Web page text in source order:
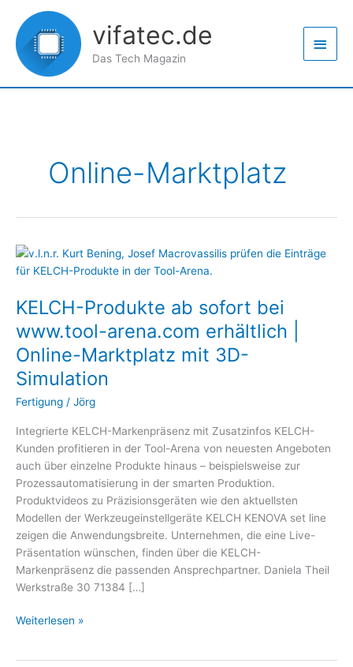
Inhalt
springen
vifatec.de
Das Tech Magazin
Online-Marktplatz
KELCH-Produkte ab sofort bei
www.tool-arena.com erhältlich |
Online-Marktplatz mit 3D-
Simulation
Fertigung / Jörg
Integrierte KELCH-Markenpräsenz mit Zusatzinfos KELCH-
Kunden profitieren in der Tool-Arena von neuesten Angeboten
auch über einzelne Produkte hinaus – beispielsweise zur
Prozessautomatisierung in der smarten Produktion.
Produktvideos zu Präzisionsgeräten wie den aktuellsten
Modellen der Werkzeugeinstellgeräte KELCH KENOVA set line
zeigen die Anwendungsbreite. Unternehmen, die eine Live-
Präsentation wünschen, finden über die KELCH-
Markenpräsenz die passenden Ansprechpartner. Daniela Theil
Werkstraße 30 71384 […]
KELCH-
Produkte
sofort
www.tool-
arena.com
erhältlich
Online-
Marktplatz
mit
3D-
Simulation
Weiterlesen »